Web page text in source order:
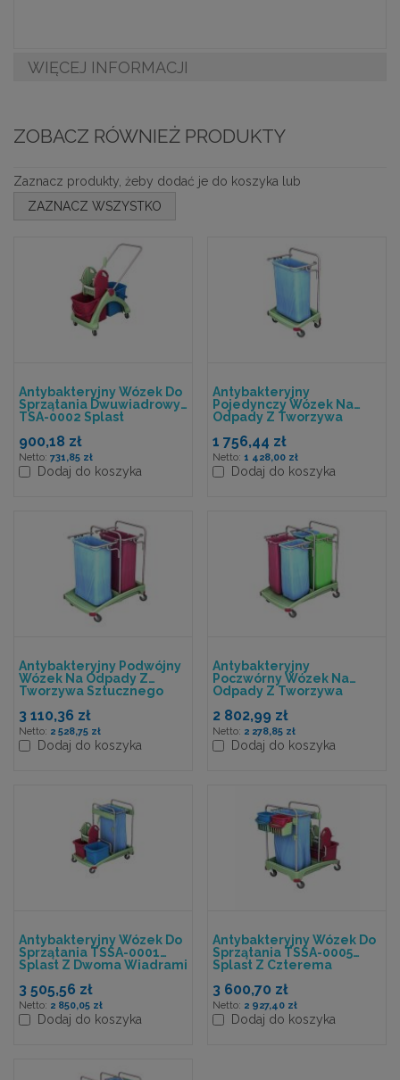
WIĘCEJ INFORMACJI
ZOBACZ RÓWNIEŻ PRODUKTY
Zaznacz produkty, żeby dodać je do koszyka lub
ZAZNACZ WSZYSTKO
Antybakteryjny Wózek Do
Sprzątania Dwuwiadrowy
TSA-0002 Splast
900,18 zł
731,85 zł
Dodaj do koszyka
Antybakteryjny
Pojedynczy Wózek Na
Odpady Z Tworzywa
TSOA-0001
1 756,44 zł
1 428,00 zł
Dodaj do koszyka
Antybakteryjny Podwójny
Wózek Na Odpady Z
Tworzywa Sztucznego
3 110,36 zł
2 528,75 zł
Dodaj do koszyka
Antybakteryjny
Poczwórny Wózek Na
Odpady Z Tworzywa
TSOA-0021
2 802,99 zł
2 278,85 zł
Dodaj do koszyka
Antybakteryjny Wózek Do
Sprzątania TSSA-0001
Splast Z Dwoma Wiadrami
3 505,56 zł
2 850,05 zł
Dodaj do koszyka
Antybakteryjny Wózek Do
Sprzątania TSSA-0005
Splast Z Czterema
Odpady
3 600,70 zł
2 927,40 zł
Dodaj do koszyka